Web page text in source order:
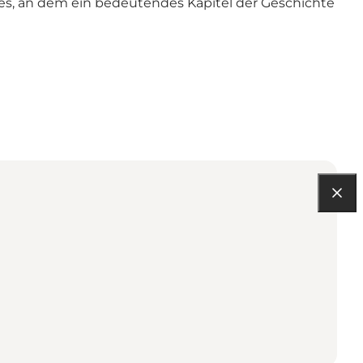
an dem ein bedeutendes Kapitel der Geschichte